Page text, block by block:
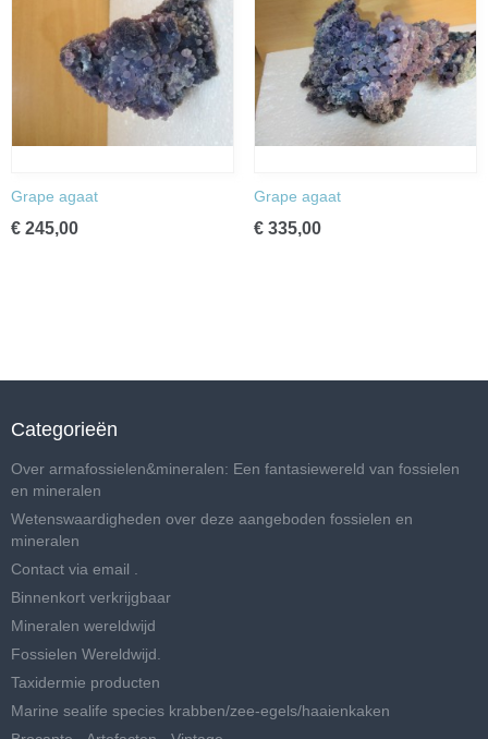
Grape agaat
€ 245,00
Grape agaat
€ 335,00
Categorieën
Over armafossielen&mineralen: Een fantasiewereld van fossielen
en mineralen
Wetenswaardigheden over deze aangeboden fossielen en
mineralen
Contact via email .
Binnenkort verkrijgbaar
Mineralen wereldwijd
Fossielen Wereldwijd.
Taxidermie producten
Marine sealife species krabben/zee-egels/haaienkaken